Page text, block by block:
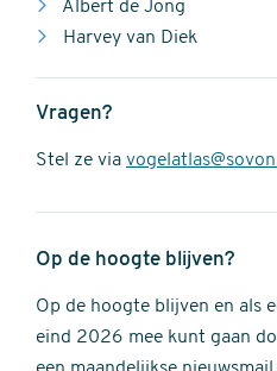
Albert de Jong
Harvey van Diek
Vragen?
Stel ze via
Op de hoogte blijven?
Op de hoogte blijven en als
eind 2026 mee kunt gaan